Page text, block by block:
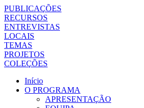
PUBLICAÇÕES
RECURSOS
ENTREVISTAS
LOCAIS
TEMAS
PROJETOS
COLEÇÕES
Início
O PROGRAMA
APRESENTAÇÃO